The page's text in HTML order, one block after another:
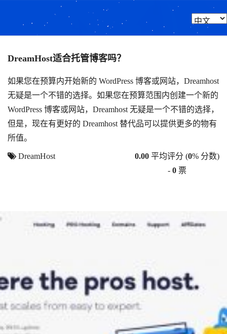
DreamHost适合托管博客吗？
如果您在预算内开始新的 WordPress 博客或网站，Dreamhost
无疑是一个不错的选择。如果您在预算范围内创建一个新的
WordPress 博客或网站，Dreamhost 无疑是一个不错的选择，
但是，现在有更好的 Dreamhost 替代品可以提供更多的物有
所值。
DreamHost 0.00平均评分 (0% 分数)
- 0票